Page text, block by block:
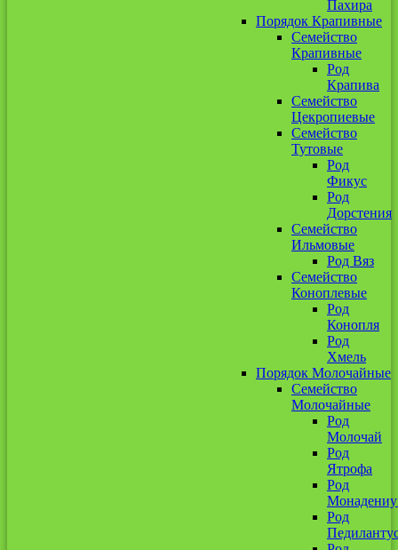
Пахира
Порядок Крапивные
Семейство
Крапивные
Род
Крапива
Семейство
Цекропиевые
Семейство
Тутовые
Род
Фикус
Род
Дорстения
Семейство
Ильмовые
Род Вяз
Семейство
Коноплевые
Род
Конопля
Род
Хмель
Порядок Молочайные
Семейство
Молочайные
Род
Молочай
Род
Ятрофа
Род
Род